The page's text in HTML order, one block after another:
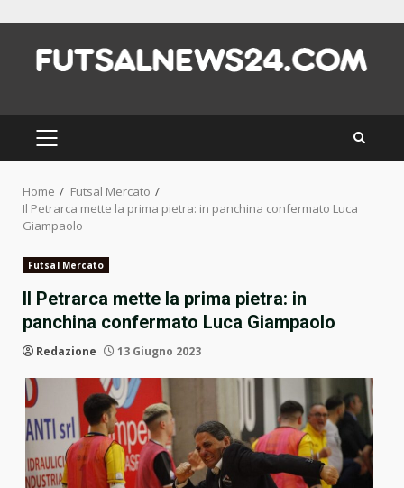
content
PRIMARY
MENU
Home
Futsal Mercato
Il Petrarca mette la prima pietra: in panchina confermato Luca
Giampaolo
Futsal Mercato
Il Petrarca mette la prima pietra: in
panchina confermato Luca Giampaolo
Redazione 13 Giugno 2023